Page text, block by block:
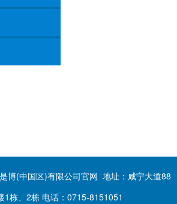
博(中国区)有限公司官网 地址：咸宁大道88
1栋、2栋 电话：0715-8151051